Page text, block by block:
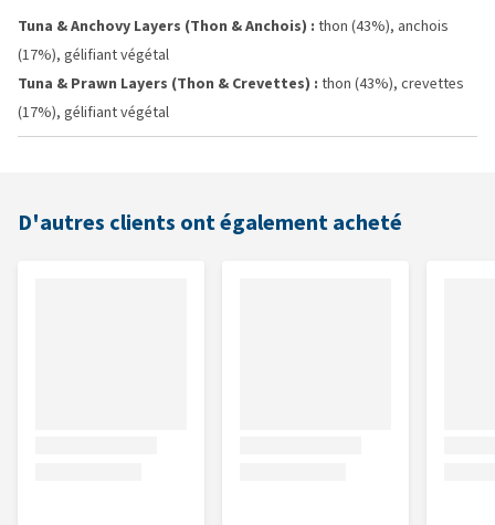
Tuna & Anchovy Layers (Thon & Anchois) : thon (43%), anchois
(17%), gélifiant végétal
Tuna & Prawn Layers (Thon & Crevettes) : thon (43%), crevettes
(17%), gélifiant végétal
D'autres clients ont également acheté